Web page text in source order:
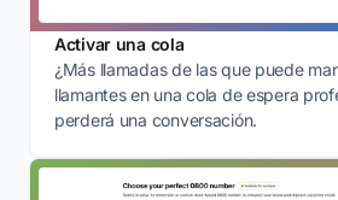
Activar una cola
¿Más llamadas de las que puede
llamantes en una cola de espera
perderá una conversación.